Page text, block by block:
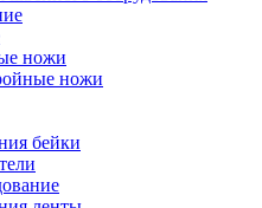
ножи
ножи
бейки